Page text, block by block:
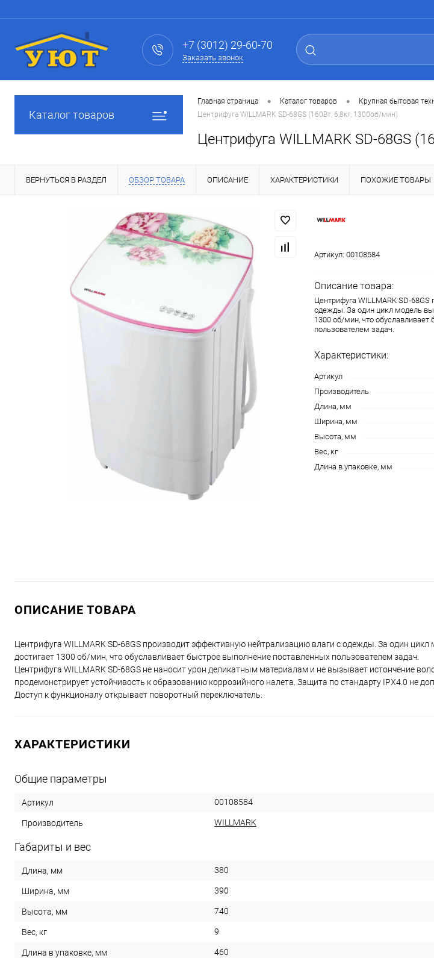
+7 (3012) 29-60-70
Заказать звонок
Каталог товаров
Главная страница • Каталог товаров • Крупная бытовая
Центрифуга WILLMARK SD-68GS (160Вт, 6,8кг, 1300об/мин)
Центрифуга WILLMARK SD-68GS
ВЕРНУТЬСЯ В РАЗДЕЛ ОБЗОР ТОВАРА ОПИСАНИЕ ХАРАКТЕРИСТИКИ ПОХОЖИЕ ТОВАРЫ
Артикул: 00108584
Описание товара:
Центрифуга WILLMARK SD-
одежды. За один цикл модель
1300 об/мин, что
пользователем задач.
Характеристики:
Артикул
Производитель
Длина, мм
Ширина, мм
Высота, мм
Вес, кг
Длина в упаковке, мм
ОПИСАНИЕ ТОВАРА
Центрифуга WILLMARK SD-68GS производит эффективную нейтрализацию влаги с одежды. За один
достигает 1300 об/мин, что обуславливает быстрое выполнение поставленных пользователем задач.
Центрифуга WILLMARK SD-68GS не наносит урон деликатным материалам и не вызывает истончение
продемонстрирует устойчивость к образованию коррозийного налета. Защита по стандарту IPX4.0 не
Доступ к функционалу открывает поворотный переключатель.
ХАРАКТЕРИСТИКИ
Общие параметры
Артикул 00108584
Производитель WILLMARK
Габариты и вес
Длина, мм 380
Ширина, мм 390
Высота, мм 740
Вес, кг 9
Длина в упаковке, мм 460